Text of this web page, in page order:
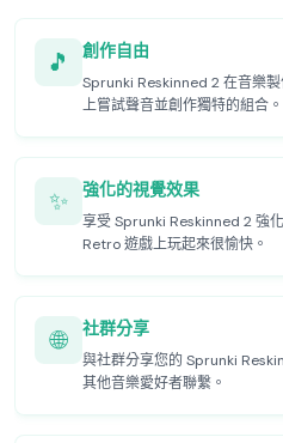
🎵 創作自由
Sprunki Reskinned 2 在音樂
上嘗試聲音並創作獨特的組合。
✨ 強化的視覺效果
享受 Sprunki Reskinned 2 強
Retro 遊戲上玩起來很愉快。
🌐 社群分享
與社群分享您的 Sprunki
其他音樂愛好者聯繫。